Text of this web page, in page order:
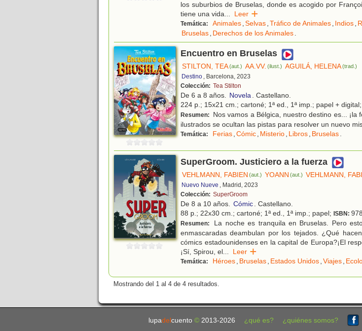
los suburbios de Bruselas, donde es acogido por
tiene una vida... Leer
Temática: Animales,Selvas,Tráfico de Animales, Indios,
Bruselas, Derechos de los Animales.
Encuentro en Bruselas
STILTON, TEA(aut.) AA.VV. (ilust.) AGUILÁ, HELENA(trad.)
Destino , Barcelona, 2023
Colección: Tea Stilton
De 6 a 8 años. Novela. Castellano.
224 p.; 15x21 cm.; cartoné; 1ª ed., 1ª imp.; papel + digital;
Resumen:
Nos vamos a Bélgica, nuestro destino es...
ilustrados se ocultan las pistas para resolver un nuevo
Temática: Ferias,Cómic, Misterio, Libros, Bruselas.
SuperGroom. Justiciero a la fuerza
VEHLMANN, FABIEN (aut.) YOANN (aut.) VEHLMANN,
Nuevo Nueve , Madrid, 2023
Colección: SuperGroom
De 8 a 10 años. Cómic
. Castellano.
88 p.; 22x30 cm.; cartoné; 1ª ed., 1ª imp.; papel; ISBN:
Resumen:
La noche es tranquila en Bruselas. Pero
enmascaradas deambulan por los tejados. ¿Qué
cómics estadounidenses en la capital de Europa?¡El
¡Sí, Spirou, el
Leer
Temática: Héroes Bruselas Estados Unidos Viajes
Mostrando del 1 al 4 de 4 resultados.
lupadel cuento © 2013-2026 ¿qué es? ¿quiénes somos?